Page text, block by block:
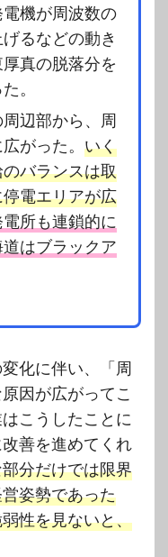
機が周波数の
るなどの動き
真の脱落分を
。
辺部から、周
がった。 いく
バランスは取
電エリアが広
所も連鎖的に
はブラックア
化に伴い、「周
因が広がってこ
こうしたことに
善を進めてくれ
分だけでは限界
姿勢であった
性を見ないと、